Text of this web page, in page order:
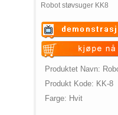
Robot støvsuger KK8
Warning
: Undefined
$vii_demo_video_text
on line
Warning
: Undefined
$vii_buy_now_text in
/web/m.liectroux-
Produktet Navn: R
Produkt Kode: KK-8
Farge: Hvit